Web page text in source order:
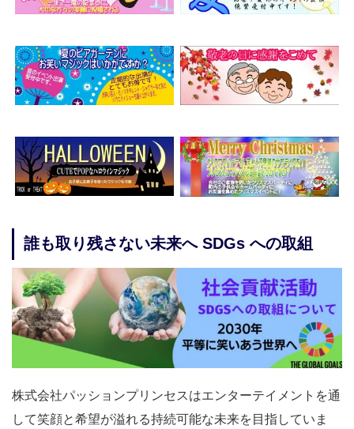
誰も取り残さない未来へ SDGs への取組
株式会社パッションプリンセスはエンターテイメントを通
して笑顔と希望が溢れる持続可能な未来を目指していま